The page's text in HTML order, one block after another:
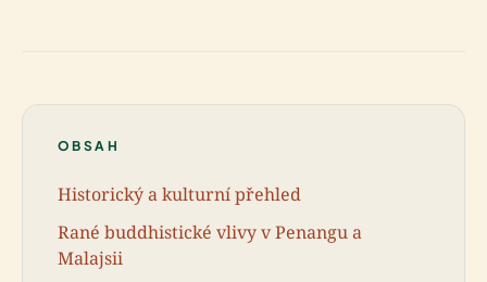
OBSAH
Historický a kulturní přehled
Rané buddhistické vlivy v Penangu a
Malajsii